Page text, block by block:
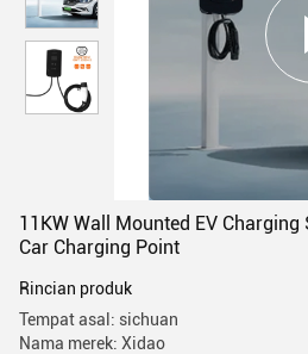
11KW Wall Mounted EV
Car Charging Point
Rincian produk
Tempat asal: sichuan
Nama merek: Xidao